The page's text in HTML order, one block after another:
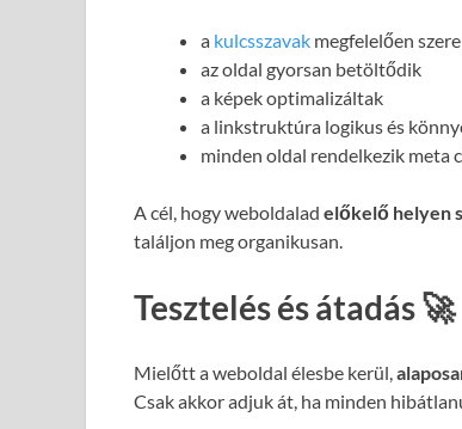
a kulcsszavak megfelelően
az oldal gyorsan betöltődik
a képek optimalizáltak
a linkstruktúra logikus és
minden oldal rendelkezik meta
A cél, hogy weboldalad előkelő helyen
találjon meg organikusan.
Tesztelés és átadás 🚀
Mielőtt a weboldal élesbe kerül,
Csak akkor adjuk át, ha minden